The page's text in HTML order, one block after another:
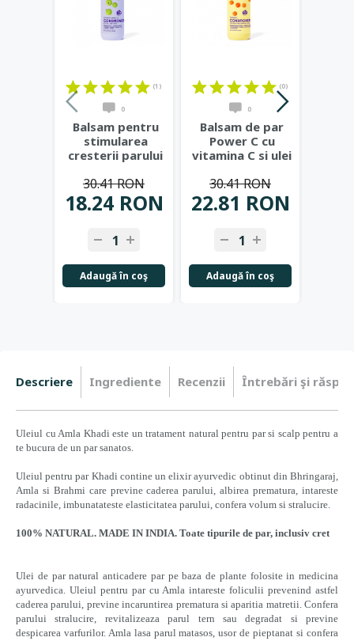
(1)
0
Balsam pentru
stimularea
cresterii parului
Miracle,...
18.24 RON
30.41 RON
Adaugă în coş
(0)
0
Balsam de par
Power C cu
vitamina C si ulei
400ml...
22.81 RON
30.41 RON
Adaugă în coş
Descriere Ingrediente Recenzii Întrebări şi
Uleiul cu Amla Khadi este un tratament natural pentru par si scalp pentru a
te bucura de un par sanatos.
Uleiul pentru par Khadi contine un elixir ayurvedic obtinut din Bhringaraj,
Amla si Brahmi care previne caderea parului, albirea prematura, intareste
radacinile, imbunatateste elasticitatea parului, confera volum si stralucire.
100% NATURAL. MADE IN INDIA. Toate tipurile de par, inclusiv cret
Ulei de par natural anticadere par pe baza de plante folosite in medicina
ayurvedica. Uleiul pentru par cu Amla intareste foliculii prevenind astfel
caderea parului, previne incaruntirea prematura si aparitia matretii. Confera
parului stralucire, revitalizeaza parul tern sau degradat si previne
despicarea varfurilor. Amla lasa parul matasos, usor de pieptanat si confera